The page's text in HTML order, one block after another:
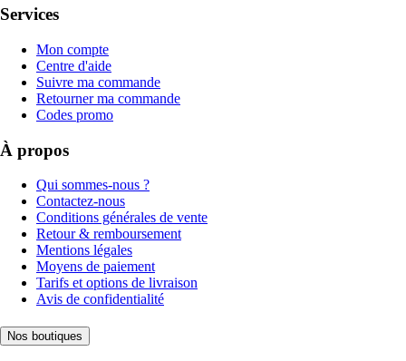
Services
Mon compte
Centre d'aide
Suivre ma commande
Retourner ma commande
Codes promo
À propos
Qui sommes-nous ?
Contactez-nous
Conditions générales de vente
Retour & remboursement
Mentions légales
Moyens de paiement
Tarifs et options de livraison
Avis de confidentialité
Nos boutiques